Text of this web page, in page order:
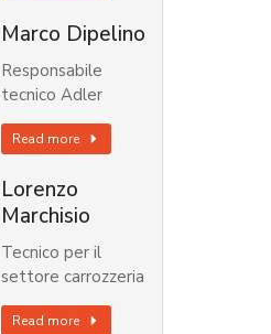
Marco Dipelino
Responsabile
tecnico Adler
Read more
Lorenzo
Marchisio
Tecnico per il
settore carrozzeria
Read more